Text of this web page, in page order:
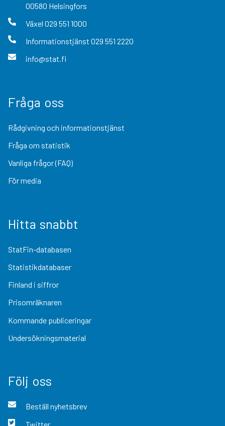
00580 Helsingfors
Växel 029 551 1000
Informationstjänst 029 551 2220
info@stat.fi
Fråga oss
Rådgivning och informationstjänst
Fråga om statistik
Vanliga frågor (FAQ)
För media
Hitta snabbt
StatFin-databasen
Statistikdatabaser
Finland i siffror
Prisomräknaren
Kommande publiceringar
Undersökningsmaterial
Följ oss
Beställ nyhetsbrev
Twitter